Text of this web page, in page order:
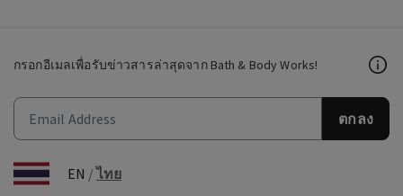
กรอกอีเมลเพื่อรับข่าวสารล่าสุดจาก Bath & Body Works!
ตกลง
EN /ไทย